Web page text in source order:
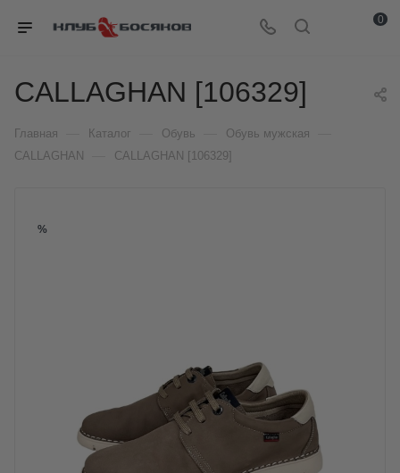
0
CALLAGHAN [106329]
Главная Каталог Обувь Обувь мужская
CALLAGHAN CALLAGHAN [106329]
%